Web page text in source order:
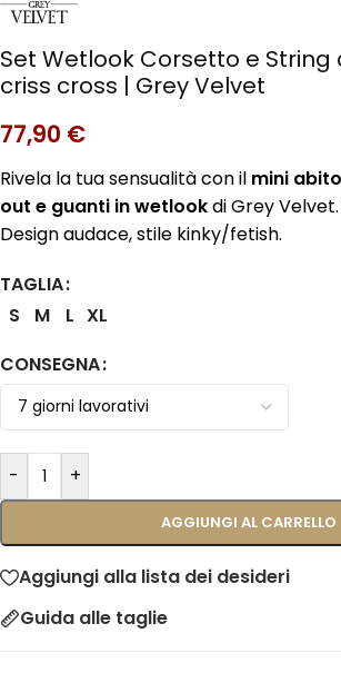
Set Wetlook Corsetto e String
criss cross | Grey Velvet
77,90 €
Rivela la tua sensualità con il mini
out e guanti in wetlookdi Grey
Design audace, stile kinky/fetish.
TAGLIA
S
M L XL
CONSEGNA
- +
AGGIUNGI AL CARRELLO
Aggiungi alla lista dei desideri
Guida alle taglie